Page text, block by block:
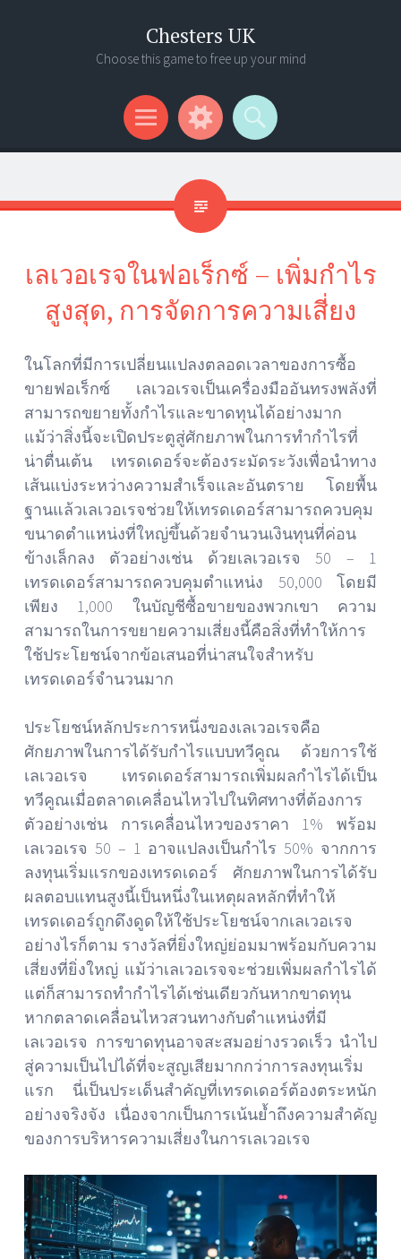
Chesters UK
Choose this game to free up your mind
Menu
Widgets
Search
เลเวอเรจในฟอเร็กซ์ – เพิ่มกำไร
สูงสุด, การจัดการความเสี่ยง
ในโลกที่มีการเปลี่ยนแปลงตลอดเวลาของการซื้อ
ขายฟอเร็กซ์ เลเวอเรจเป็นเครื่องมืออันทรงพลังที่
สามารถขยายทั้งกำไรและขาดทุนได้อย่างมาก
แม้ว่าสิ่งนี้จะเปิดประตูสู่ศักยภาพในการทำกำไรที่
น่าตื่นเต้น เทรดเดอร์จะต้องระมัดระวังเพื่อนำทาง
เส้นแบ่งระหว่างความสำเร็จและอันตราย โดยพื้น
ฐานแล้วเลเวอเรจช่วยให้เทรดเดอร์สามารถควบคุม
ขนาดตำแหน่งที่ใหญ่ขึ้นด้วยจำนวนเงินทุนที่ค่อน
ข้างเล็กลง ตัวอย่างเช่น ด้วยเลเวอเรจ 50 – 1
เทรดเดอร์สามารถควบคุมตำแหน่ง 50,000 โดยมี
เพียง 1,000 ในบัญชีซื้อขายของพวกเขา ความ
สามารถในการขยายความเสี่ยงนี้คือสิ่งที่ทำให้การ
ใช้ประโยชน์จากข้อเสนอที่น่าสนใจสำหรับ
เทรดเดอร์จำนวนมาก
ประโยชน์หลักประการหนึ่งของเลเวอเรจคือ
ศักยภาพในการได้รับกำไรแบบทวีคูณ ด้วยการใช้
เลเวอเรจ เทรดเดอร์สามารถเพิ่มผลกำไรได้เป็น
ทวีคูณเมื่อตลาดเคลื่อนไหวไปในทิศทางที่ต้องการ
ตัวอย่างเช่น การเคลื่อนไหวของราคา 1% พร้อม
เลเวอเรจ 50 – 1 อาจแปลงเป็นกำไร 50% จากการ
ลงทุนเริ่มแรกของเทรดเดอร์ ศักยภาพในการได้รับ
ผลตอบแทนสูงนี้เป็นหนึ่งในเหตุผลหลักที่ทำให้
เทรดเดอร์ถูกดึงดูดให้ใช้ประโยชน์จากเลเวอเรจ
อย่างไรก็ตาม รางวัลที่ยิ่งใหญ่ย่อมมาพร้อมกับความ
เสี่ยงที่ยิ่งใหญ่ แม้ว่าเลเวอเรจจะช่วยเพิ่มผลกำไรได้
แต่ก็สามารถทำกำไรได้เช่นเดียวกันหากขาดทุน
หากตลาดเคลื่อนไหวสวนทางกับตำแหน่งที่มี
เลเวอเรจ การขาดทุนอาจสะสมอย่างรวดเร็ว นำไป
สู่ความเป็นไปได้ที่จะสูญเสียมากกว่าการลงทุนเริ่ม
แรก นี่เป็นประเด็นสำคัญที่เทรดเดอร์ต้องตระหนัก
อย่างจริงจัง เนื่องจากเป็นการเน้นย้ำถึงความสำคัญ
ของการบริหารความเสี่ยงในการเลเวอเรจ